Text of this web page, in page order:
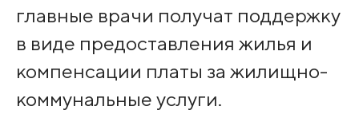
главные врачи получат поддержку
в виде предоставления жилья и
компенсации платы за жилищно-
коммунальные услуги.